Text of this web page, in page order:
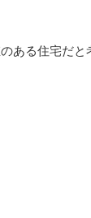
ある住宅だと